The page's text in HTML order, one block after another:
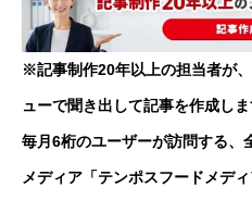
※記事制作20年以上の担当者が
ューで聞き出して記事を作成し
毎月6桁のユーザーが訪問する、
メディア「テンポスフードメデ